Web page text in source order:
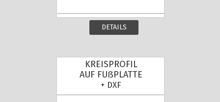
DETAILS
KREISPROFIL
AUF FUẞPLATTE
+ DXF